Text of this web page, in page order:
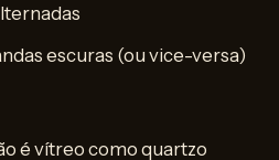
escuras (ou vice-versa)
é vítreo como quartzo